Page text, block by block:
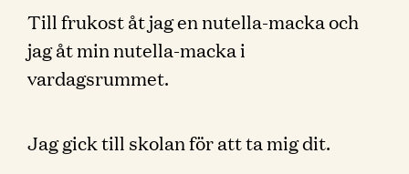
Till frukost åt jag en nutella-macka och
jag åt min nutella-macka i
vardagsrummet.
Jag gick till skolan för att ta mig dit.